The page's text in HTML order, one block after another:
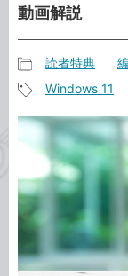
動画解説
事
カ
ゴ
リ
読者特典
事
タ
Windows 11